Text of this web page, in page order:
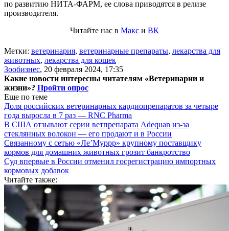
по развитию НИТА-ФАРМ, ее слова приводятся в релизе
производителя.
Читайте нас в Макс и ВК
Метки: ветеринария, ветеринарные препараты, лекарства для
животных, лекарства для кошек
Зообизнес, 20 февраля 2024, 17:35
Какие новости интересны читателям «Ветеринарии и
жизни»? Пройти опрос
Еще по теме
Доля российских ветеринарных кардиопрепаратов за четыре
года выросла в 7 раз — RNC Pharma
В США отзывают серии ветпрепарата Adequan из-за
стеклянных волокон — его продают и в России
Связанному с сетью «Ле’Муррр» крупному поставщику
кормов для домашних животных грозит банкротство
Суд впервые в России отменил госрегистрацию импортных
кормовых добавок
Читайте также: